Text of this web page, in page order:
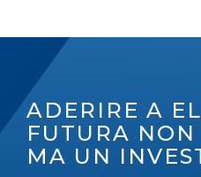
ADERIRE A
FUTURA NON
MA UN